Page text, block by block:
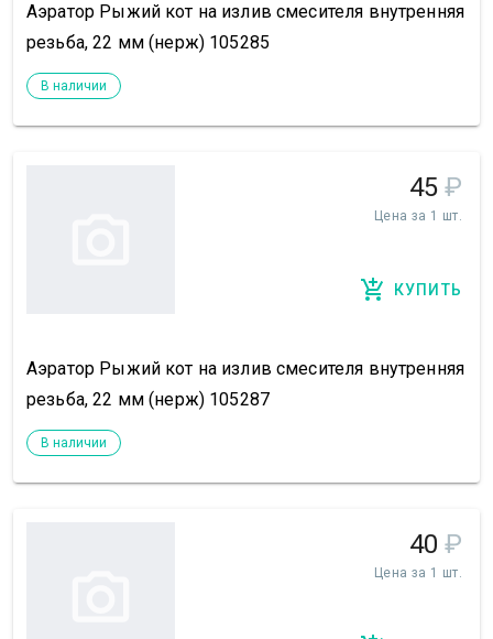
Аэратор Рыжий кот на излив смесителя внутренняя
резьба, 22 мм (нерж) 105285
В наличии
45 ₽
Цена за 1 шт.
КУПИТЬ
Аэратор Рыжий кот на излив смесителя внутренняя
резьба, 22 мм (нерж) 105287
В наличии
40 ₽
Цена за 1 шт.